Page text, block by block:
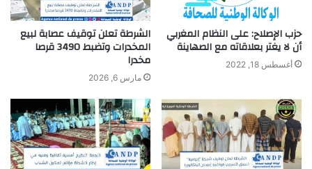
حزب الإصلاح: على النظام المغربي
أن لا يغتر بعلاقاته مع الصهاينة
أغسطس 18, 2022
الشرطة تعلن توقيف عصابة لبيع
المخدرات وتضبط 3490 قرصا
مخدرا
مارس 6, 2026